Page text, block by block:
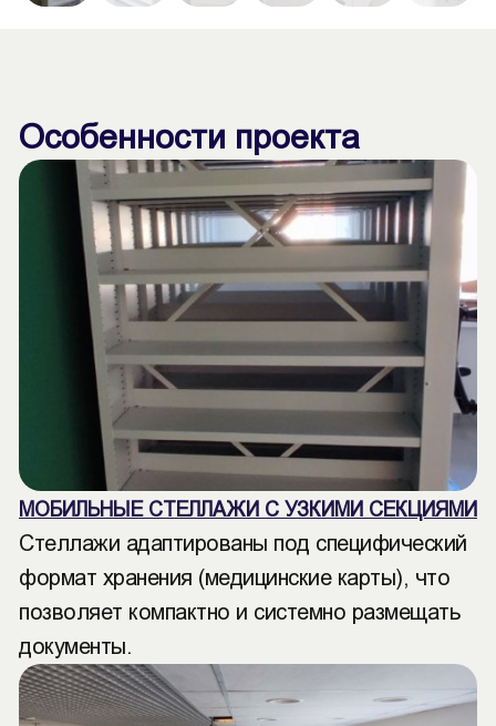
Особенности проекта
МОБИЛЬНЫЕ СТЕЛЛАЖИ С УЗКИМИ СЕКЦИЯМИ
Стеллажи адаптированы под специфический
формат хранения (медицинские карты), что
позволяет компактно и системно размещать
документы.